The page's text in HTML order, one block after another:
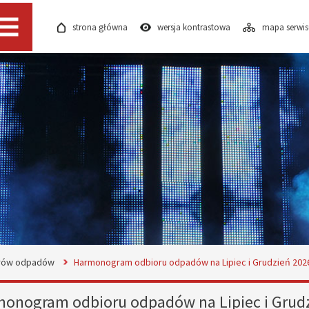
Menu strona główna wersja kontrastowa mapa
odpadów Harmonogram odbioru odpadów na Lipiec i Grudzień
odbioru odpadów na Lipiec i